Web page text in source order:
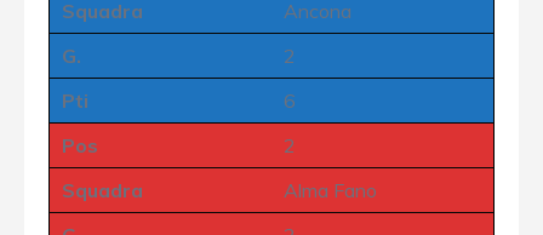
Squadra
Ancona
G.
2
Pti
6
Pos
2
Squadra
Alma Fano